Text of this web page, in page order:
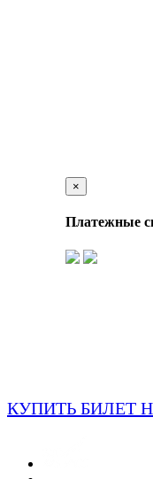
×
Платежные
КУПИТЬ БИЛЕТ